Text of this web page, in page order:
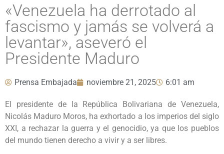
«Venezuela ha derrotado al
fascismo y jamás se volverá a
levantar», aseveró el
Presidente Maduro
Prensa Embajada noviembre 21, 2025 6:01 am
El presidente de la República Bolivariana de Venezuela,
Nicolás Maduro Moros, ha exhortado a los imperios del siglo
XXI, a rechazar la guerra y el genocidio, ya que los pueblos
del mundo tienen derecho a vivir y a ser libres.